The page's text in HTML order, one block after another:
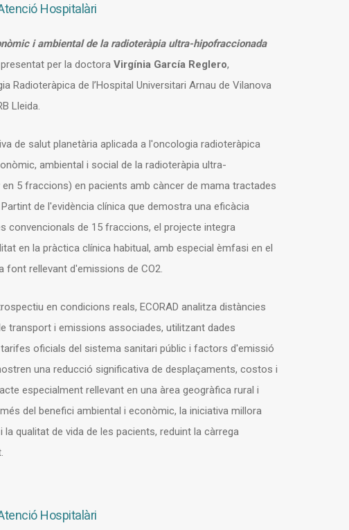
Hospitalàri
i ambiental de la radioteràpia ultra-hipofraccionada
per la doctora Virgínia García Reglero,
Radioteràpica de l’Hospital Universitari Arnau de Vilanova
Lleida.
de salut planetària aplicada a l'oncologia radioteràpica
ambiental i social de la radioteràpia ultra-
en 5 fraccions) en pacients amb càncer de mama tractades
de l'evidència clínica que demostra una eficàcia
convencionals de 15 fraccions, el projecte integra
en la pràctica clínica habitual, amb especial èmfasi en el
font rellevant d'emissions de CO2.
en condicions reals, ECORAD analitza distàncies
transport i emissions associades, utilitzant dades
oficials del sistema sanitari públic i factors d'emissió
una reducció significativa de desplaçaments, costos i
especialment rellevant en una àrea geogràfica rural i
del benefici ambiental i econòmic, la iniciativa millora
la qualitat de vida de les pacients, reduint la càrrega
Hospitalàri